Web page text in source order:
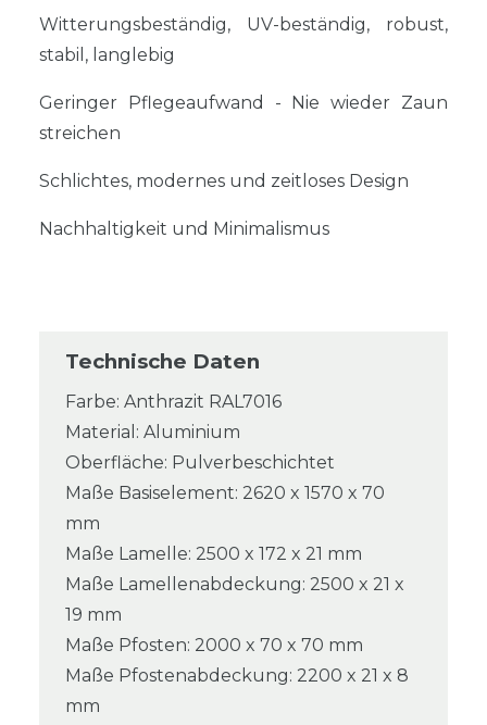
Witterungsbeständig, UV-beständig, robust,
stabil, langlebig
Geringer Pflegeaufwand - Nie wieder Zaun
streichen
Schlichtes, modernes und zeitloses Design
Nachhaltigkeit und Minimalismus
Technische Daten
Farbe: Anthrazit RAL7016
Material: Aluminium
Oberfläche: Pulverbeschichtet
Maße Basiselement: 2620 x 1570 x 70
mm
Maße Lamelle: 2500 x 172 x 21 mm
Maße Lamellenabdeckung: 2500 x 21 x
19 mm
Maße Pfosten: 2000 x 70 x 70 mm
Maße Pfostenabdeckung: 2200 x 21 x 8
mm